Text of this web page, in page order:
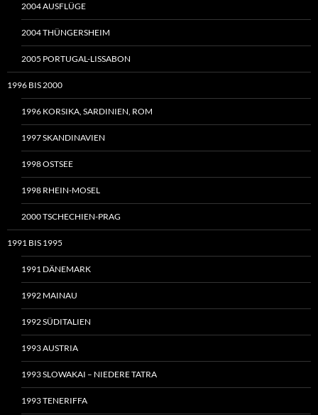
2004 AUSFLÜGE
2004 THÜNGERSHEIM
2005 PORTUGAL-LISSABON
1996 BIS 2000
1996 KORSIKA, SARDINIEN, ROM
1997 SKANDINAVIEN
1998 OSTSEE
1998 RHEIN-MOSEL
2000 TSCHECHIEN-PRAG
1991 BIS 1995
1991 DÄNEMARK
1992 MAINAU
1992 SÜDITALIEN
1993 AUSTRIA
1993 SLOWAKAI – NIEDERE TATRA
1993 TENERIFFA